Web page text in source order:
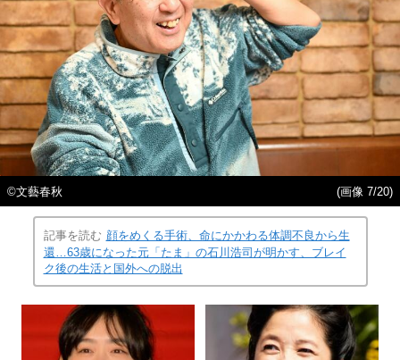
©︎文藝春秋 (画像 7/20)
記事を読む 顔をめくる手術、命にかかわる体調不良から生
還…63歳になった元「たま」の石川浩司が明かす、ブレイ
ク後の生活と国外への脱出